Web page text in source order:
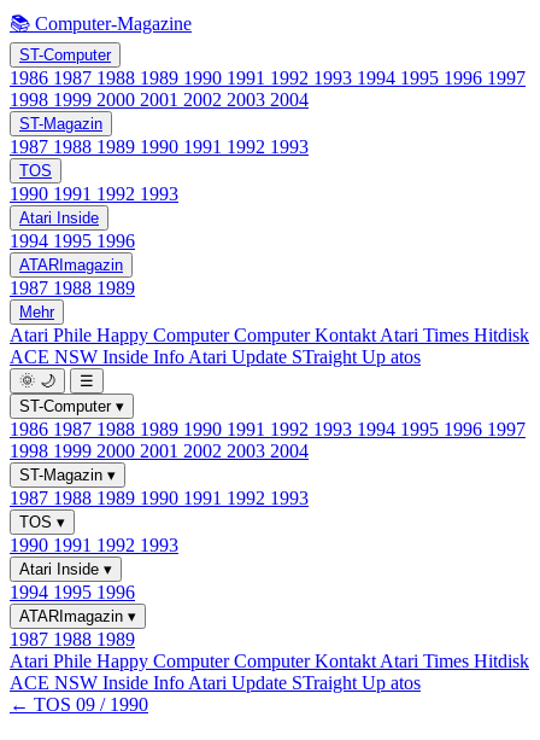
📚 Computer-Magazine
ST-Computer
1986 1987 1988 1989 1990 1991 1992 1993 1994 1995 1996 1997
1998 1999 2000 2001 2002 2003 2004
ST-Magazin
1987 1988 1989 1990 1991 1992 1993
TOS
1990 1991 1992 1993
Atari Inside
1994 1995 1996
ATARImagazin
1987 1988 1989
Mehr
Atari Phile Happy ComputerComputer Kontakt Atari Times Hitdisk
ACE NSW Inside Info Atari Update STraight Up atos
🌞 🌙
☰
ST-Computer ▾
1986 1987 1988 1989 1990 1991 1992 1993 1994 1995 1996 1997
1998 1999 2000 2001 2002 2003 2004
ST-Magazin ▾
1987 1988 1989 1990 1991 1992 1993
TOS ▾
1990 1991 1992 1993
Atari Inside ▾
1994 1995 1996
ATARImagazin ▾
1987 1988 1989
Atari Phile Happy ComputerComputer Kontakt Atari Times Hitdisk
ACE NSW Inside Info Atari Update STraight Up atos
← TOS 09 / 1990